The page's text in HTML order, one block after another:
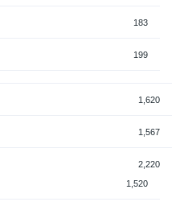
183
199
1,620
1,567
2,220
1,520